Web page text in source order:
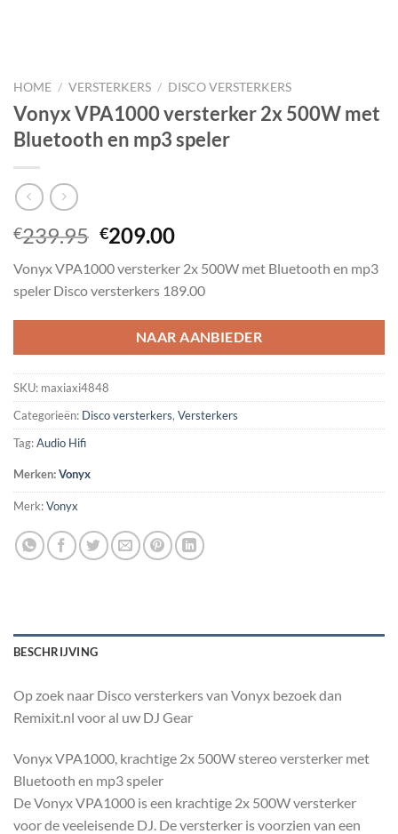
HOME / VERSTERKERS / DISCO VERSTERKERS
Vonyx VPA1000 versterker 2x 500W met
Bluetooth en mp3 speler
€239.95 Oorspronkelijke
was:
€239.95.
€209.00Huidige
is:
€209.00.
Vonyx VPA1000 versterker 2x 500W met Bluetooth en mp3
speler Disco versterkers 189.00
NAAR AANBIEDER
SKU: maxiaxi4848
Categorieën: Disco versterkers, Versterkers
Tag:Audio Hifi
Merken:Vonyx
Merk:Vonyx
BESCHRIJVING
Op zoek naar Disco versterkers van Vonyx bezoek dan
Remixit.nl voor al uw DJ Gear
Vonyx VPA1000, krachtige 2x 500W stereo versterker met
Bluetooth en mp3 speler
De Vonyx VPA1000 is een krachtige 2x 500W versterker
voor de veeleisende DJ. De versterker is voorzien van een